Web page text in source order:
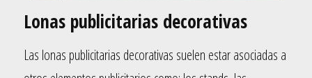
Lonas publicitarias decorativas
Las lonas publicitarias decorativas suelen estar asociadas a